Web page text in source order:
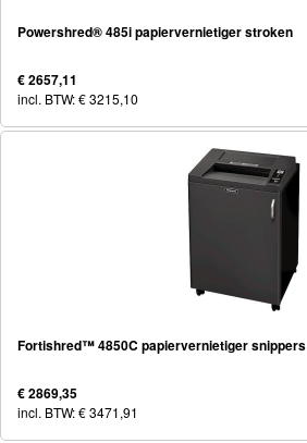
Powershred® 485i papiervernietiger stroken
€ 2657,11
incl. BTW: € 3215,10
Fortishred™ 4850C papiervernietiger snippers
€ 2869,35
incl. BTW: € 3471,91